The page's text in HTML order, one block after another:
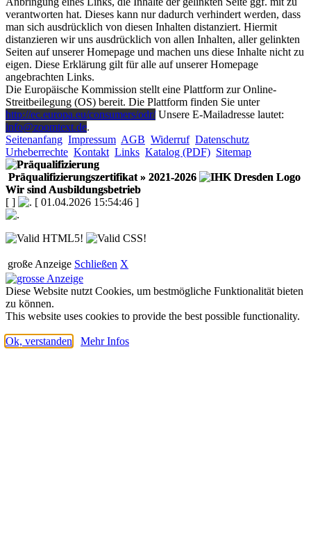
verantworten hat. Dieses kann nur dadurch verhindert werden, dass
man sich ausdrücklich von diesen Inhalten distanziert. Hiermit
distanzieren wir uns ausdrücklich von allen Inhalten, aller gelinkten
Seiten auf unserer Homepage und machen uns diese Inhalte nicht zu
eigen. Diese Erklärung gilt für alle auf unserer Homepage
angebrachten Links.
Die Europäische Kommission stellt eine Plattform zur Online-
Streitbeilegung (OS) bereit. Die Plattform finden Sie unter
http://ec.europa.eu/consumers/odr/Unsere E-Mailadresse lautet:
info@zoomtext.de.
Seitenanfang Impressum AGB Widerruf Datenschutz
Urheberrechte Kontakt Links Katalog (PDF) Sitemap
Präqualifizierungszertifikat » 2021-2026
Wir sind Ausbildungsbetrieb
[ ] [ 01.04.2026 15:54:46 ]
große Anzeige Schließen X
Diese Website nutzt Cookies, um bestmögliche Funktionalität bieten
zu können.
This website uses cookies to provide the best possible functionality.
Ok, verstanden Mehr Infos